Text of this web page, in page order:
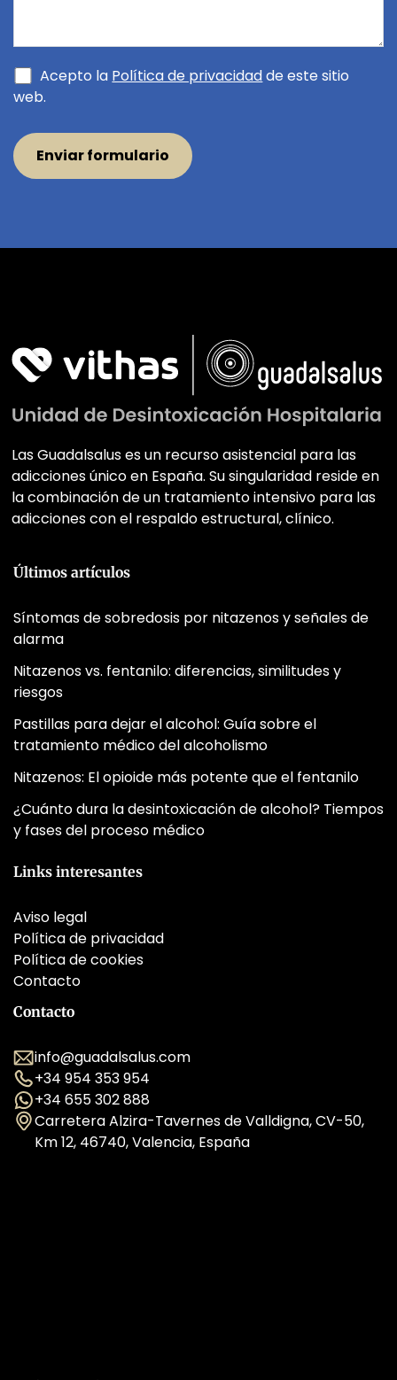
Acepto la Política de privacidadde este sitio
web.
Las Guadalsalus es un recurso asistencial para las
adicciones único en España. Su singularidad reside en
la combinación de un tratamiento intensivo para las
adicciones con el respaldo estructural, clínico.
Últimos artículos
Síntomas de sobredosis por nitazenos y señales de
alarma
Nitazenos vs. fentanilo: diferencias, similitudes y
riesgos
Pastillas para dejar el alcohol: Guía sobre el
tratamiento médico del alcoholismo
Nitazenos: El opioide más potente que el fentanilo
¿Cuánto dura la desintoxicación de alcohol? Tiempos
y fases del proceso médico
Links interesantes
Aviso legal
Política de privacidad
Política de cookies
Contacto
Contacto
info@guadalsalus.com
+34 954 353 954
+34 655 302 888
Carretera Alzira-Tavernes de Valldigna, CV-50,
Km 12, 46740, Valencia, España